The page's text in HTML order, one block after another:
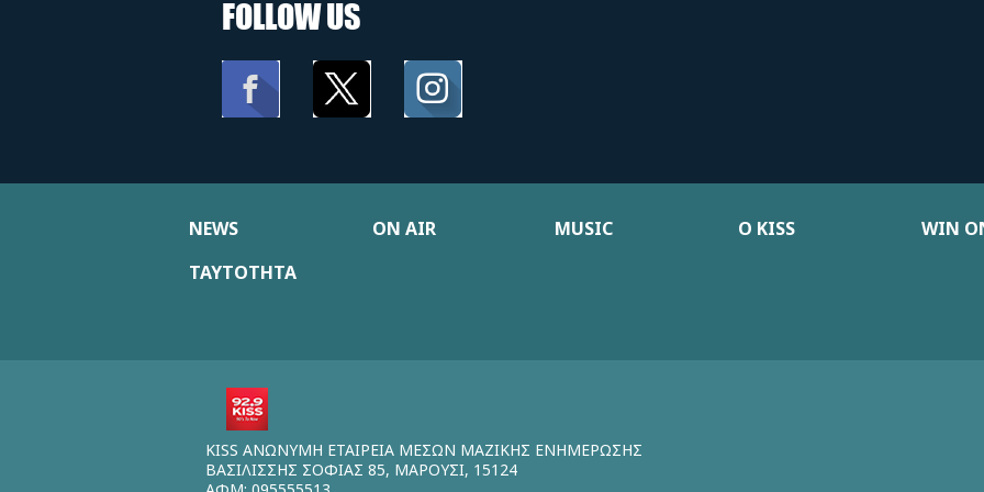
FOLLOW US
NEWS ON AIR MUSIC Ο KISS WIN
ΤΑΥΤΟΤΗΤΑ
KISS ΑΝΩΝΥΜΗ ΕΤΑΙΡΕΙΑ ΜΕΣΩΝ ΜΑΖΙΚΗΣ ΕΝΗΜΕΡΩΣΗΣ
ΒΑΣΙΛΙΣΣΗΣ ΣΟΦΙΑΣ 85, ΜΑΡΟΥΣΙ, 15124